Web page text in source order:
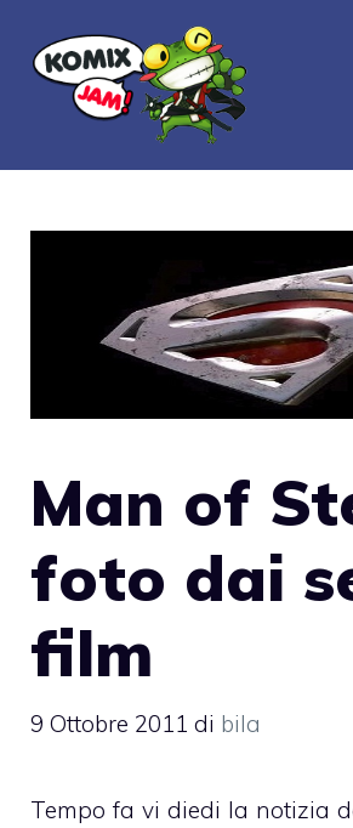
contenuto
Man of
foto dai
film
9 Ottobre 2011 di bila
Tempo fa vi diedi la notizia